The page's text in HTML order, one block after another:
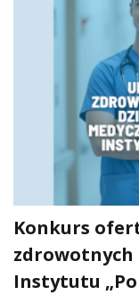
Konkurs
zdrowotnych
Instytutu